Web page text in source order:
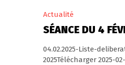
Actualité
SÉANCE DU 4
04.02.2025-Liste-
2025Télécharger 2025-